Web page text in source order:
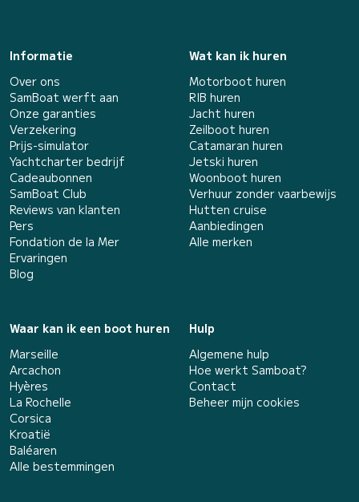
Informatie
Over ons
SamBoat werft aan
Onze garanties
Verzekering
Prijs-simulator
Yachtcharter bedrijf
Cadeaubonnen
SamBoat Club
Reviews van klanten
Pers
Fondation de la Mer
Ervaringen
Blog
Wat kan ik huren
Motorboot huren
RIB huren
Jacht huren
Zeilboot huren
Catamaran huren
Jetski huren
Woonboot huren
Verhuur zonder vaarbewijs
Hutten cruise
Aanbiedingen
Alle merken
Waar kan ik een boot huren
Marseille
Arcachon
Hyères
La Rochelle
Corsica
Kroatië
Baléaren
Alle bestemmingen
Hulp
Algemene hulp
Hoe werkt Samboat?
Contact
Beheer mijn cookies